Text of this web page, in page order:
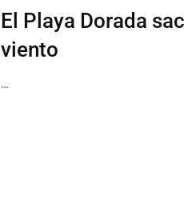
El Playa Dorada
viento
…